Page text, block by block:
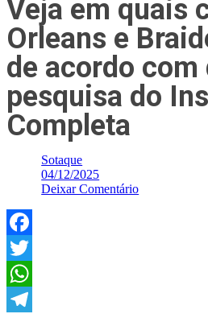
Veja em quais
Orleans e
de acordo com
pesquisa do
Completa
Sotaque
04/12/2025
Deixar Comentário
Facebook
Twitter
WhatsApp